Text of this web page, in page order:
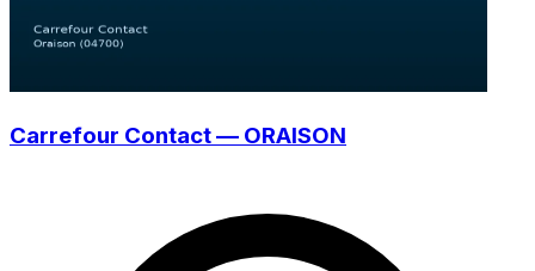
Carrefour Contact — ORAISON